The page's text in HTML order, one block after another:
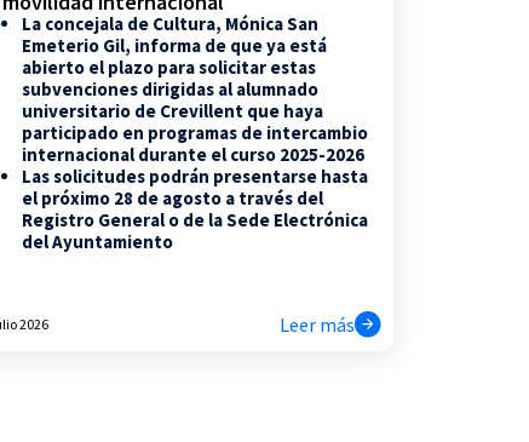
La concejala de Cultura, Mónica San
Emeterio Gil, informa de que ya está
abierto el plazo para solicitar estas
subvenciones dirigidas al alumnado
universitario de Crevillent que haya
participado en programas de intercambio
internacional durante el curso 2025-2026
Las solicitudes podrán presentarse hasta
el próximo 28 de agosto a través del
Registro General o de la Sede Electrónica
del Ayuntamiento
2026 Leer más